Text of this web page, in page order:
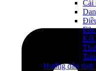
Cài
File
Kết
Hướng dẫn thực